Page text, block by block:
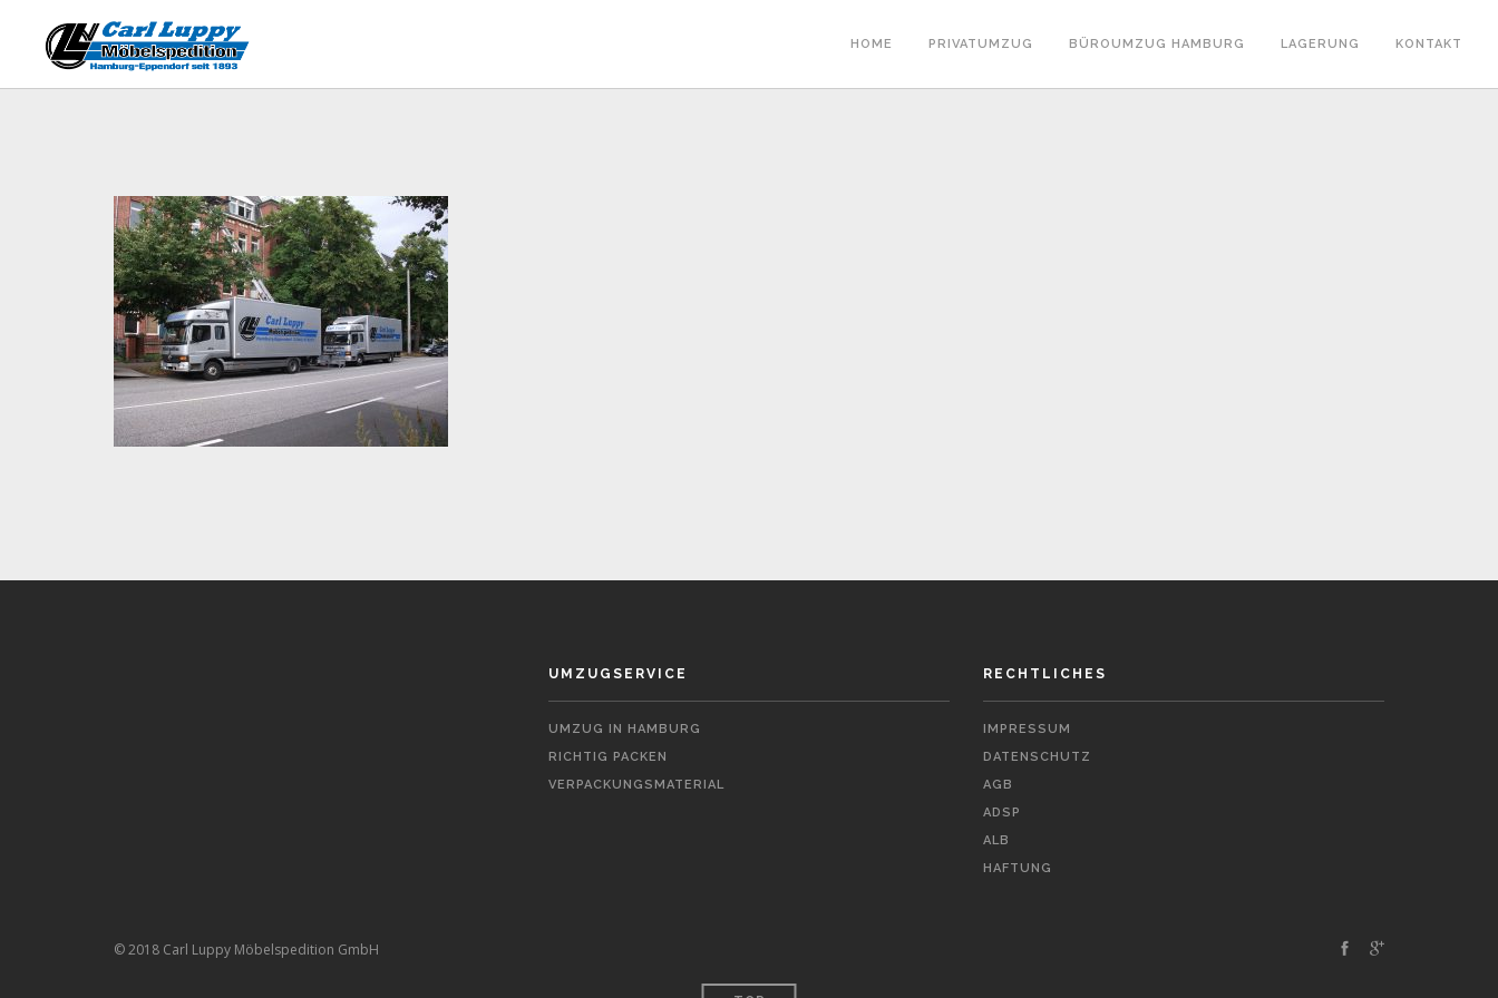
HOME PRIVATUMZUG BÜROUMZUG HAMBURG LAGERUNG KONTAKT
UMZUGSERVICE
UMZUG IN HAMBURG
RICHTIG PACKEN
VERPACKUNGSMATERIAL
RECHTLICHES
IMPRESSUM
DATENSCHUTZ
AGB
ADSP
ALB
HAFTUNG
© 2018 Carl Luppy Möbelspedition GmbH